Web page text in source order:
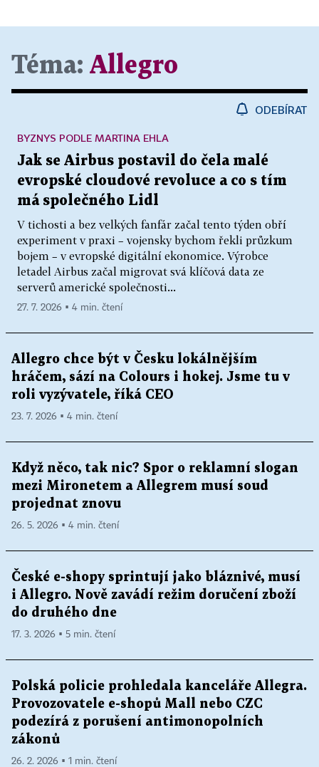
Téma: Allegro
ODEBÍRAT
Jak se Airbus postavil do čela malé
evropské cloudové revoluce a co s tím
má společného Lidl
V tichosti a bez velkých fanfár začal tento týden obří
experiment v praxi – vojensky bychom řekli průzkum
bojem – v evropské digitální ekonomice. Výrobce
letadel Airbus začal migrovat svá klíčová data ze
serverů americké společnosti...
BYZNYS PODLE MARTINA EHLA
27. 7. 2026 ▪ 4 min. čtení
Allegro chce být v Česku lokálnějším
hráčem, sází na Colours i hokej. Jsme tu v
roli vyzývatele, říká CEO
23. 7. 2026 ▪ 4 min. čtení
Když něco, tak nic? Spor o reklamní slogan
mezi Mironetem a Allegrem musí soud
projednat znovu
26. 5. 2026 ▪ 4 min. čtení
České e-shopy sprintují jako bláznivé, musí
i Allegro. Nově zavádí režim doručení zboží
do druhého dne
17. 3. 2026 ▪ 5 min. čtení
Polská policie prohledala kanceláře Allegra.
Provozovatele e-shopů Mall nebo CZC
podezírá z porušení antimonopolních
zákonů
26. 2. 2026 ▪ 1 min. čtení